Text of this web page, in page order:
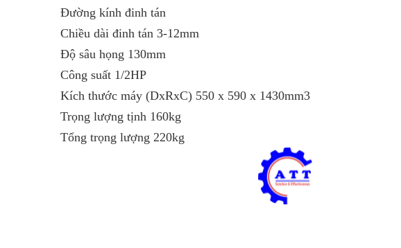
Đường kính đinh tán
Chiều dài đinh tán 3-12mm
Độ sâu họng 130mm
Công suất 1/2HP
Kích thước máy (DxRxC) 550 x 590 x 1430mm3
Trọng lượng tịnh 160kg
Tổng trọng lượng 220kg